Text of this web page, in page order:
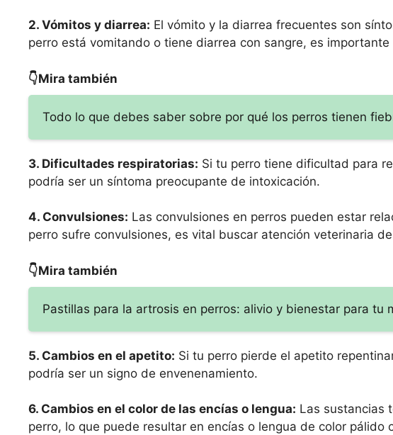
2. Vómitos y diarrea: El vómito y la diarrea frecuentes son
perro está vomitando o tiene diarrea con sangre, es
👇Mira también
Todo lo que debes saber sobre por qué los perros tienen
3. Dificultades respiratorias: Si tu perro tiene dificultad para
podría ser un síntoma preocupante de intoxicación.
4. Convulsiones: Las convulsiones en perros pueden estar
perro sufre convulsiones, es vital buscar atención veterinaria
👇Mira también
Pastillas para la artrosis en perros: alivio y bienestar para tu
5. Cambios en el apetito: Si tu perro pierde el apetito
podría ser un signo de envenenamiento.
6. Cambios en el color de las encías o lengua: Las sustancias
perro, lo que puede resultar en encías o lengua de color pálido